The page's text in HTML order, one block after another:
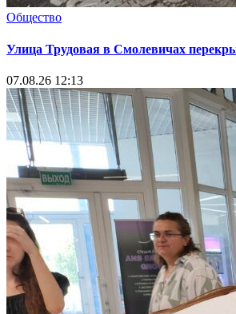
Общество
Улица Трудовая в Смолевичах
07.08.26 12:13